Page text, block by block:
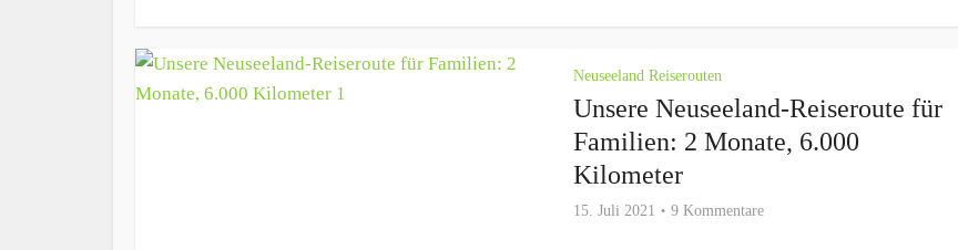
Neuseeland Reiserouten
Unsere Neuseeland-Reiseroute für
Familien: 2 Monate, 6.000
Kilometer
15. Juli 2021 9 Kommentare